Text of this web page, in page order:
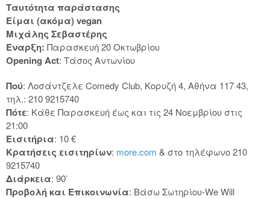
Ταυτότητα παράστασης
Είμαι (ακόμα) vegan
Μιχάλης Σεβαστέρης
Έναρξη: Παρασκευή 20 Οκτωβρίου
Opening Act: Τάσος Αντωνίου
Πού: Λοσάντζελε Comedy Club, Κορυζή 4, Αθήνα 117 43,
τηλ.: 210 9215740
Πότε: Κάθε Παρασκευή έως και τις 24 Νοεμβρίου στις
21:00
Εισιτήρια: 10 €
Κρατήσεις εισιτηρίων: more.com & στο τηλέφωνο 210
9215740
Διάρκεια: 90’
Προβολή και Επικοινωνία: Βάσω Σωτηρίου-We Will